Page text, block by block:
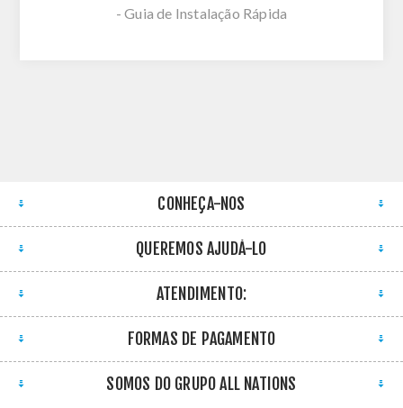
- Guia de Instalação Rápida
CONHEÇA-NOS
QUEREMOS AJUDÁ-LO
ATENDIMENTO:
FORMAS DE PAGAMENTO
SOMOS DO GRUPO ALL NATIONS